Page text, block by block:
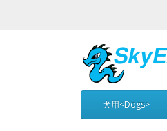
犬用<Dogs>